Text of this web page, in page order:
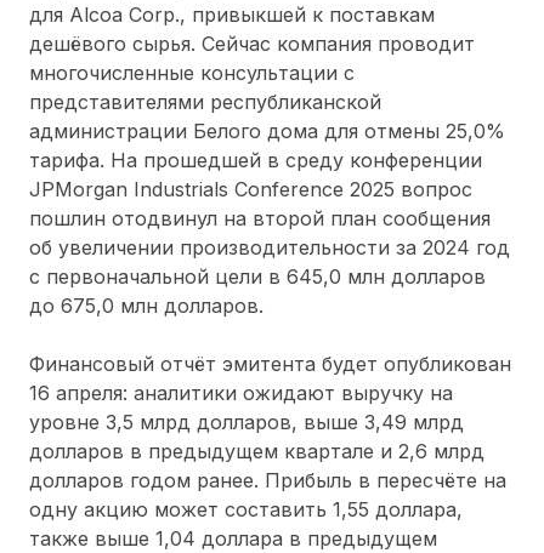
для Alcoa Corp., привыкшей к поставкам
дешёвого сырья. Сейчас компания проводит
многочисленные консультации с
представителями республиканской
администрации Белого дома для отмены 25,0%
тарифа. На прошедшей в среду конференции
JPMorgan Industrials Conference 2025 вопрос
пошлин отодвинул на второй план сообщения
об увеличении производительности за 2024 год
с первоначальной цели в 645,0 млн долларов
до 675,0 млн долларов.
Финансовый отчёт эмитента будет опубликован
16 апреля: аналитики ожидают выручку на
уровне 3,5 млрд долларов, выше 3,49 млрд
долларов в предыдущем квартале и 2,6 млрд
долларов годом ранее. Прибыль в пересчёте на
одну акцию может составить 1,55 доллара,
также выше 1,04 доллара в предыдущем